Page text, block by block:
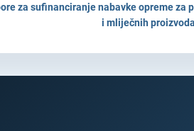
za sufinanciranje nabavke opreme za
i mliječnih